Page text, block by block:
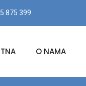
875 399
O NAMA